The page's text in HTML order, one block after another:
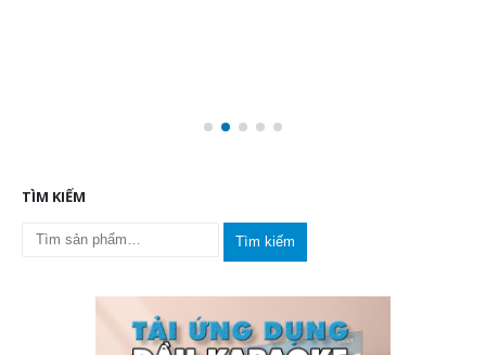
TÌM KIẾM
Tìm kiếm